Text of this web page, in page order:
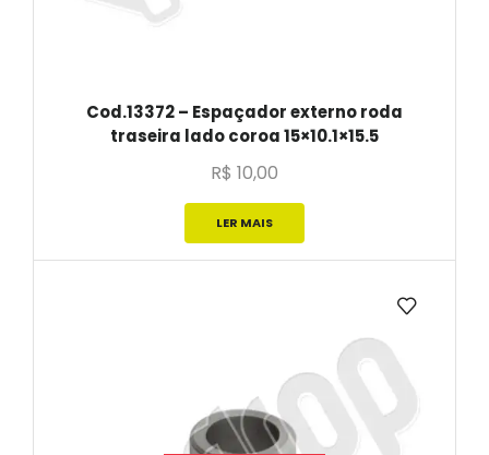
Cod.13372 – Espaçador externo roda
traseira lado coroa 15×10.1×15.5
R$ 10,00
LER MAIS